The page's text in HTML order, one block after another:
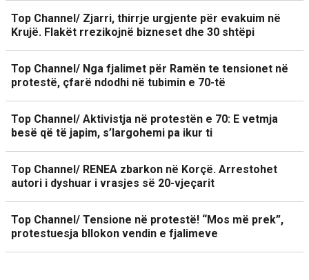
Top Channel/ Zjarri, thirrje urgjente për evakuim në
Krujë. Flakët rrezikojnë bizneset dhe 30 shtëpi
Top Channel/ Nga fjalimet për Ramën te tensionet në
protestë, çfarë ndodhi në tubimin e 70-të
Top Channel/ Aktivistja në protestën e 70: E vetmja
besë që të japim, s’largohemi pa ikur ti
Top Channel/ RENEA zbarkon në Korçë. Arrestohet
autori i dyshuar i vrasjes së 20-vjeçarit
Top Channel/ Tensione në protestë! “Mos më prek”,
protestuesja bllokon vendin e fjalimeve